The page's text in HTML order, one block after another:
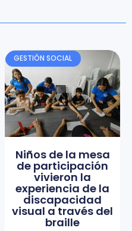
GESTIÓN SOCIAL
Niños de la mesa
de participación
vivieron la
experiencia de la
discapacidad
visual a través del
braille